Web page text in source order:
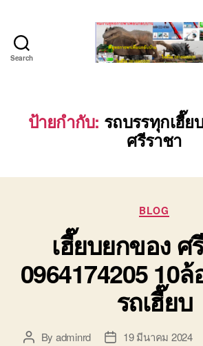
Search
ยก
ของ
หนัก
ป้ายกำกับ: รถบรรทุกเฮี๊ย
ศรีราชา
Categories
BLOG
เฮี๊ยบยกของ ศ
0964174205 10
รถเฮี๊ยบ
PostBy adminrd
Post19 มีนาคม 2024